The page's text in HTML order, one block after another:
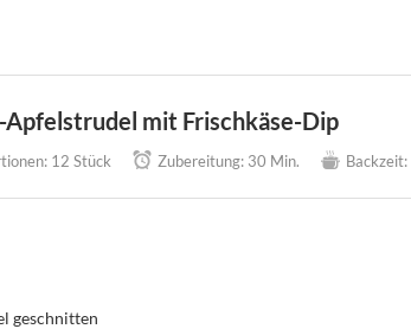
mit Frischkäse-Dip
12 Stück Zubereitung: 30 Min. Backzeit:
geschnitten